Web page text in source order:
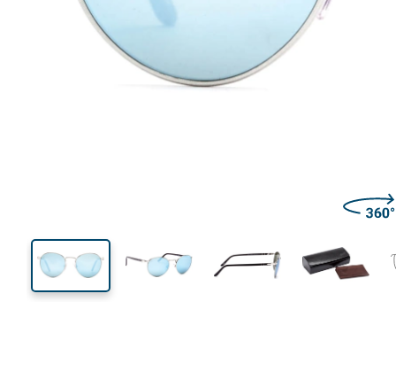
48 mm
Высота линзы
51 mm
Ширина линзы